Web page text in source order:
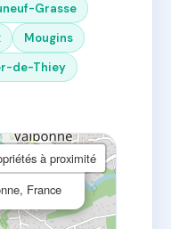
Grasse
Mougins
de-Thiey
France
×
à proximité